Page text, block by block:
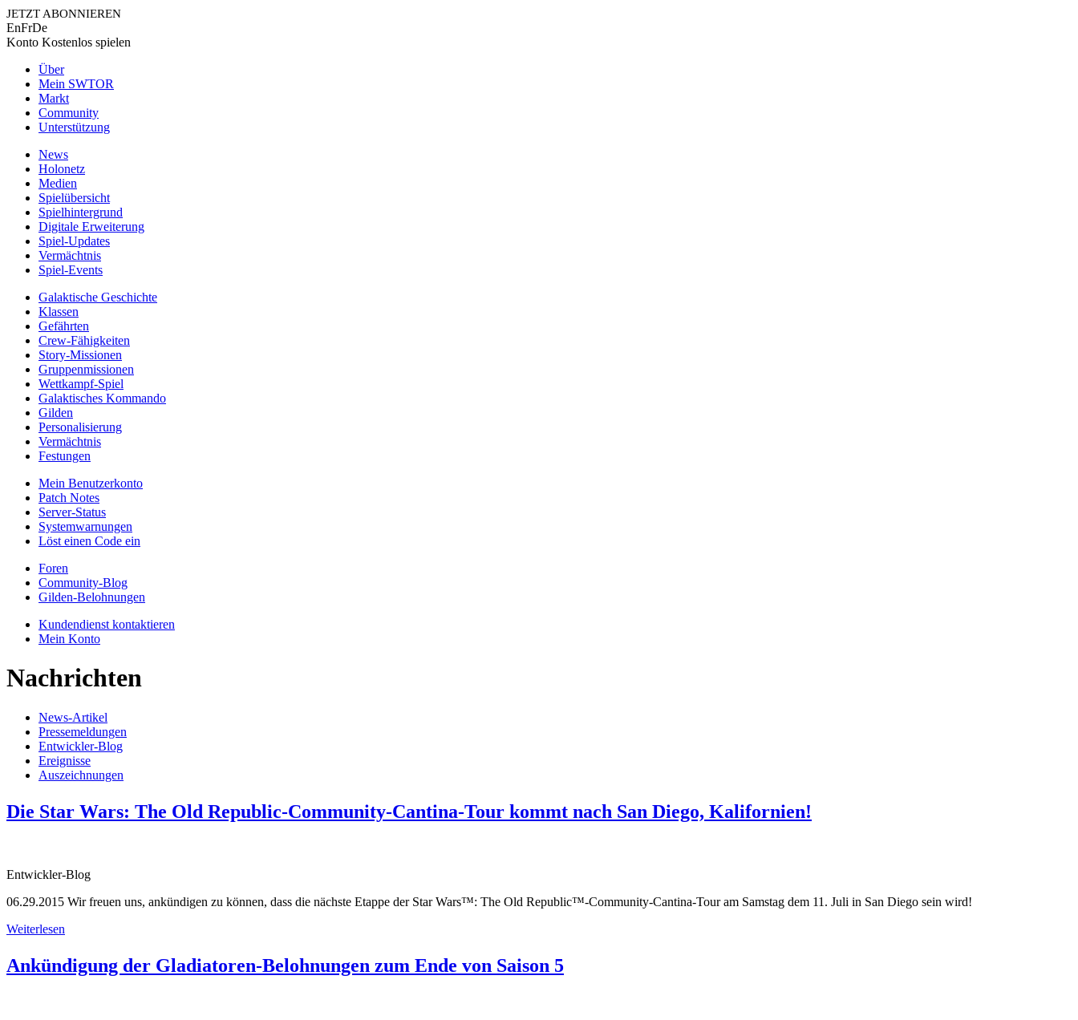
JETZT ABONNIEREN
EnFrDe
Konto Kostenlos spielen
Über
Mein SWTOR
Markt
Community
Unterstützung
News
Holonetz
Medien
Spielübersicht
Spielhintergrund
Digitale Erweiterung
Spiel-Updates
Vermächtnis
Spiel-Events
Galaktische Geschichte
Klassen
Gefährten
Crew-Fähigkeiten
Story-Missionen
Gruppenmissionen
Wettkampf-Spiel
Galaktisches Kommando
Gilden
Personalisierung
Vermächtnis
Festungen
Mein Benutzerkonto
Patch Notes
Server-Status
Systemwarnungen
Löst einen Code ein
Foren
Community-Blog
Gilden-Belohnungen
Kundendienst kontaktieren
Mein Konto
Nachrichten
News-Artikel
Pressemeldungen
Entwickler-Blog
Ereignisse
Auszeichnungen
Die Star Wars: The Old Republic-Community-Cantina-Tour kommt nach San Diego, Kalifornien!
Entwickler-Blog
06.29.2015 Wir freuen uns, ankündigen zu können, dass die nächste Etappe der Star Wars™: The Old Republic™-Community-Cantina-Tour am Samstag dem 11. Juli in San Diego sein wird!
Weiterlesen
Ankündigung der Gladiatoren-Belohnungen zum Ende von Saison 5